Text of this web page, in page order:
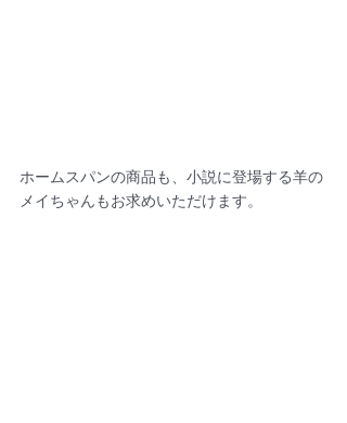
ホームスパンの商品も、小説に登場する羊の
メイちゃんもお求めいただけます。